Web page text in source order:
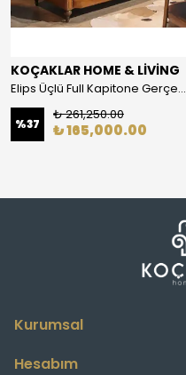
KOÇAKLAR HOME & LİVİNG
Elips Üçlü Full Kapitone Gerçek Deri Chester Koltuk
%37
₺ 261,250.00
₺ 165,000.00
Kurumsal
Hesabım